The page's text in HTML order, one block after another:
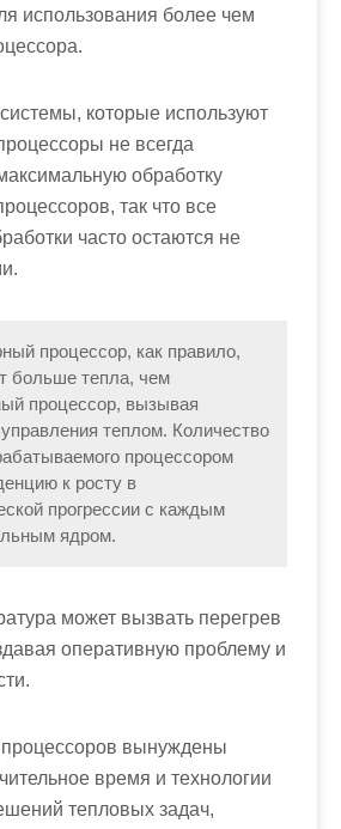
использования более чем
которые используют
не всегда
обработку
так что все
часто остаются не
процессор, как правило,
больше тепла, чем
процессор, вызывая
теплом. Количество
процессором
к росту в
прогрессии с каждым
ядром.
может вызвать перегрев
оперативную проблему и
вынуждены
время и технологии
тепловых задач,